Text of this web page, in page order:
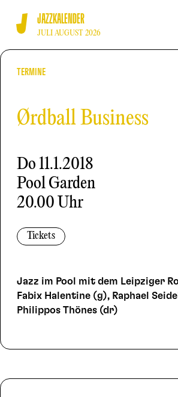
JAZZKALENDER
JULI AUGUST 2026
TERMINE
Ørdball Business
Do11.1.2018
Pool Garden
20.00 Uhr
Tickets
Jazz im Pool mit dem Leipziger
Fabix Halentine (g), Raphael
Philippos Thönes (dr)